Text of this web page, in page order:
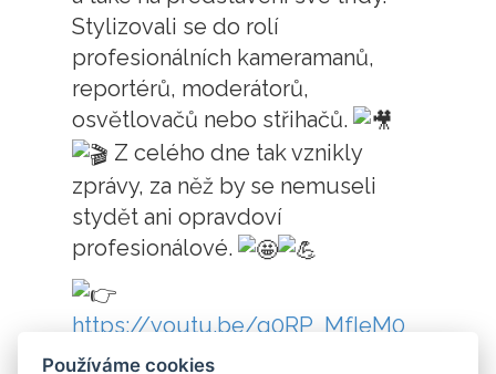
Stylizovali se do rolí
profesionálních kameramanů,
reportérů, moderátorů,
osvětlovačů nebo střihačů.
Z celého dne tak vznikly
zprávy, za něž by se nemuseli
stydět ani opravdoví
profesionálové.
https://youtu.be/q0RP_MfIeM0
Používáme cookies